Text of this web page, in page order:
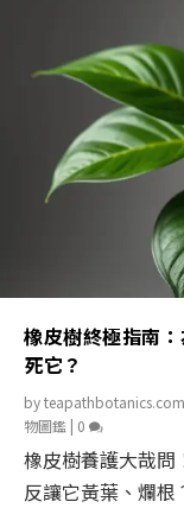
橡皮樹終極指南
死它？
byteapathbotanics.com
物圖鑑 | 0
橡皮樹養護大哉問
反讓它黃葉、爛根